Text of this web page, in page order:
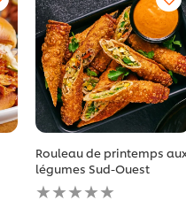
Rouleau de printemps
légumes Sud-Ouest
Aucune
évaluation